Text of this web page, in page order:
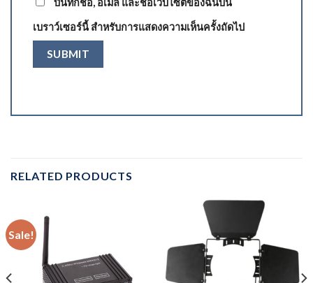
บันทึกชื่อ, อีเมล และชื่อเว็บไซต์ของฉันบน
เบราว์เซอร์นี้ สำหรับการแสดงความเห็นครั้งถัดไป
RELATED PRODUCTS
Sale!